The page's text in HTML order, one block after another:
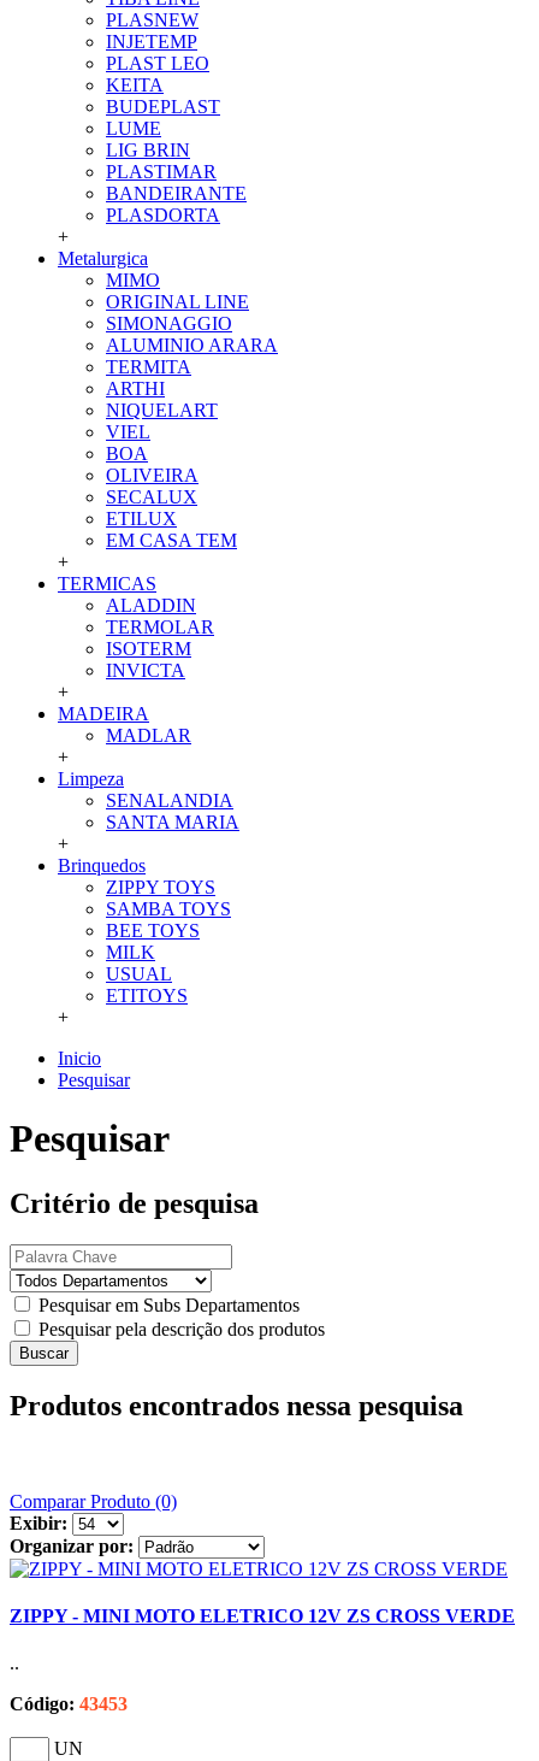
PLASNEW
INJETEMP
PLAST LEO
KEITA
BUDEPLAST
LUME
LIG BRIN
PLASTIMAR
BANDEIRANTE
PLASDORTA
+
Metalurgica
MIMO
ORIGINAL LINE
SIMONAGGIO
ALUMINIO ARARA
TERMITA
ARTHI
NIQUELART
VIEL
BOA
OLIVEIRA
SECALUX
ETILUX
EM CASA TEM
+
TERMICAS
ALADDIN
TERMOLAR
ISOTERM
INVICTA
+
MADEIRA
MADLAR
+
Limpeza
SENALANDIA
SANTA MARIA
+
Brinquedos
ZIPPY TOYS
SAMBA TOYS
BEE TOYS
MILK
USUAL
ETITOYS
+
Inicio
Pesquisar
Pesquisar
Critério de pesquisa
Pesquisar em Subs Departamentos
Pesquisar pela descrição dos produtos
Produtos encontrados nessa pesquisa
Comparar Produto (0)
Exibir:
Organizar por:
ZIPPY - MINI MOTO ELETRICO 12V ZS CROSS VERDE
..
Código: 43453
UN